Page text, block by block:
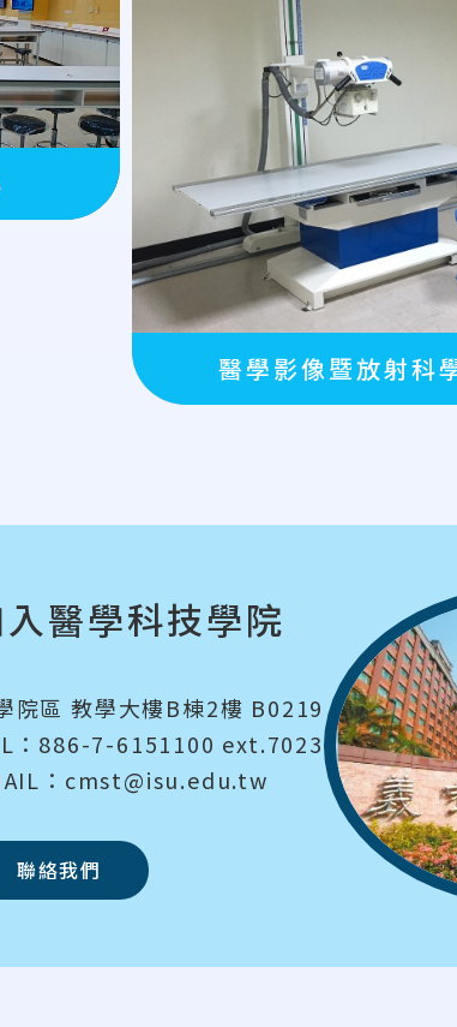
醫學影像暨放射科
醫學科技學院
院區 教學大樓B棟2樓 B0219
：886-7-6151100 ext.7023
：cmst@isu.edu.tw
聯絡我們